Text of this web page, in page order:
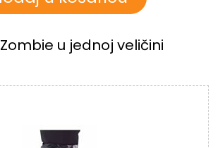
u jednoj veličini